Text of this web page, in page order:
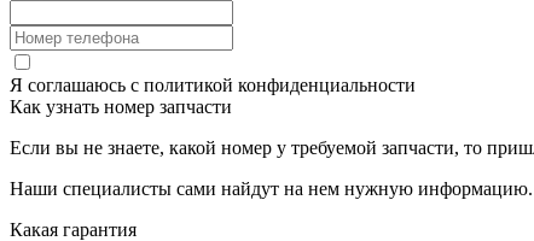
Я соглашаюсь с политикой конфиденциальности
Как узнать номер запчасти
Если вы не знаете, какой номер у требуемой запчасти, то
Наши специалисты сами найдут на нем нужную информацию.
Какая гарантия